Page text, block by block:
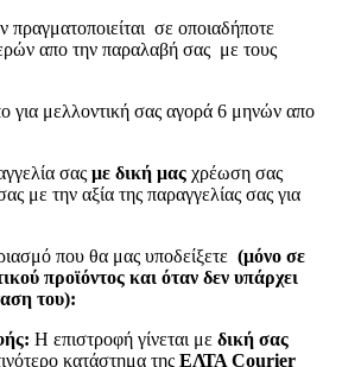
σε οποιαδήποτε
απο την παραλαβή σας με τους
για μελλοντική σας αγορά 6 μηνών απο
σας με δική μας χρέωση σας
με την αξία της παραγγελίας σας για
που θα μας υποδείξετε (μόνο σε
προϊόντος και όταν δεν υπάρχει
του):
Η επιστροφή γίνεται με δική σας
κατάστημα της ΕΛΤΑ Courier